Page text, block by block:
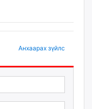
Анхаарах зүйлс